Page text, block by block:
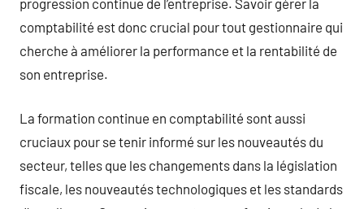
comptabilité est donc crucial pour tout gestionnaire qui
cherche à améliorer la performance et la rentabilité de
son entreprise.
La formation continue en comptabilité sont aussi
cruciaux pour se tenir informé sur les nouveautés du
secteur, telles que les changements dans la législation
fiscale, les nouveautés technologiques et les standards